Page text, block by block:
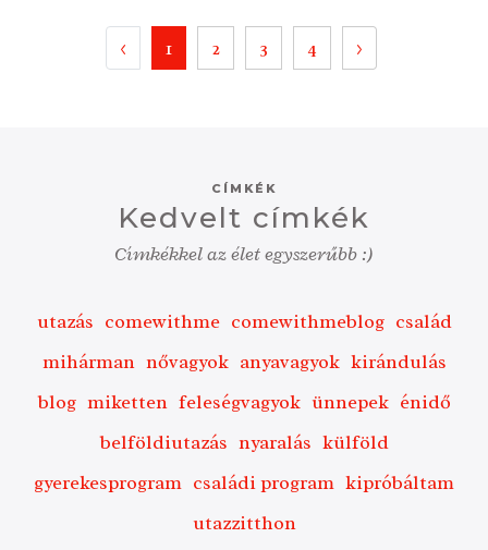
< 1 2 3 4 >
CÍMKÉK
Kedvelt címkék
Címkékkel az élet egyszerűbb :)
utazás comewithme comewithmeblog család
mihárman nővagyok anyavagyok kirándulás
blog miketten feleségvagyok ünnepek énidő
belföldiutazás nyaralás külföld
gyerekesprogram családi program kipróbáltam
utazzitthon